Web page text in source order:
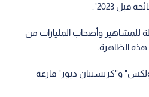
قبل 2023".
للمشاهير وأصحاب المليارات من
هذه الظاهرة.
و"كريستيان ديور" فارغة